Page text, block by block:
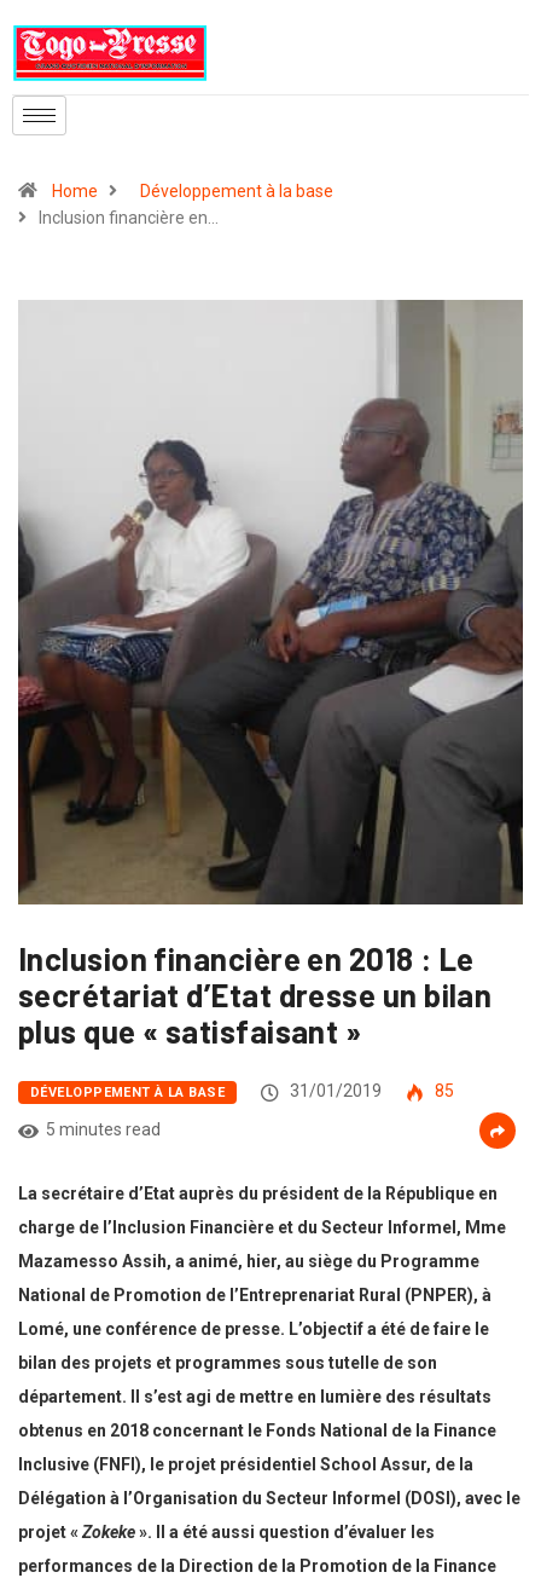
Home
Développement à la base
Inclusion financière en…
Inclusion financière en 2018 : Le
secrétariat d’Etat dresse un bilan
plus que « satisfaisant »
DÉVELOPPEMENT À LA BASE 31/01/2019
85
5 minutes read
La secrétaire d’Etat auprès du président de la République en
charge de l’Inclusion Financière et du Secteur Informel, Mme
Mazamesso Assih, a animé, hier, au siège du Programme
National de Promotion de l’Entreprenariat Rural (PNPER), à
Lomé, une conférence de presse. L’objectif a été de faire le
bilan des projets et programmes sous tutelle de son
département. Il s’est agi de mettre en lumière des résultats
obtenus en 2018 concernant le Fonds National de la Finance
Inclusive (FNFI), le projet présidentiel School Assur, de la
Délégation à l’Organisation du Secteur Informel (DOSI), avec le
projet «Zokeke». Il a été aussi question d’évaluer les
performances de la Direction de la Promotion de la Finance